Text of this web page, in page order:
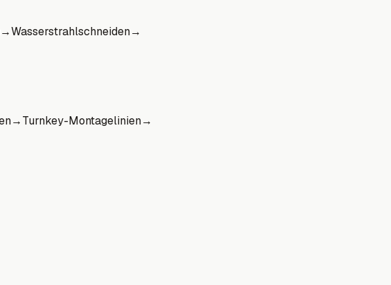
→Wasserstrahlschneiden→
→Turnkey-Montagelinien→